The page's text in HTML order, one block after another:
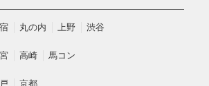
丸の内 上野 渋谷
高崎 馬コン
京都